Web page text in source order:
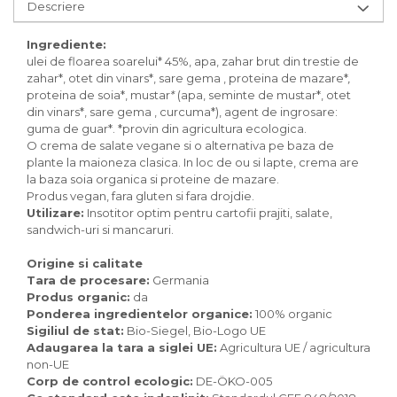
Ingrediente bio pentru copt
Masline bio si antipasti
Antipasti bio
Masline bio
Pesto bio
Musli si terci
Fulgi din cereale bio
Musli bio
Terci bio
Orez bio si leguminoase
Legume bio in conserva
Orez bio
Paste si fidea
Paste bio din emmer
Paste bio din grau
Paste bio din spelta
Descriere
Ingrediente:
ulei de floarea soarelui* 45%, apa, zahar brut din trestie de
zahar*, otet din vinars*, sare gema , proteina de mazare*,
proteina de soia*, mustar*(apa, seminte de mustar*, otet
din vinars*, sare gema , curcuma*), agent de ingrosare:
guma de guar*. *provin din agricultura ecologica.
O crema de salate vegane si o alternativa pe baza de
plante la maioneza clasica. In loc de ou si lapte, crema are
la baza soia organica si proteine de mazare.
Produs vegan, fara gluten si fara drojdie.
Utilizare: Insotitor optim pentru cartofii prajiti, salate,
sandwich-uri si mancaruri.
Origine si calitate
Tara de procesare: Germania
Produs organic: da
Ponderea ingredientelor organice: 100% organic
Sigiliul de stat: Bio-Siegel, Bio-Logo UE
Adaugarea la tara a siglei UE: Agricultura UE / agricultura
non-UE
Corp de control ecologic: DE-ÖKO-005